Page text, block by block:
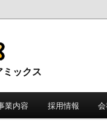
ックス
業内容 採用情報